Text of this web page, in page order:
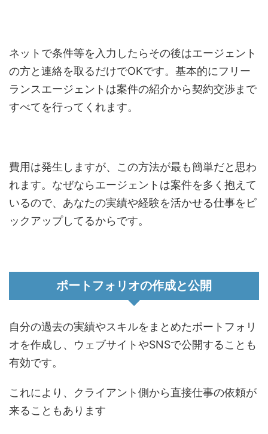
ネットで条件等を入力したらその後はエージェント
の方と連絡を取るだけでOKです。基本的にフリー
ランスエージェントは案件の紹介から契約交渉まで
すべてを行ってくれます。
費用は発生しますが、この方法が最も簡単だと思わ
れます。なぜならエージェントは案件を多く抱えて
いるので、あなたの実績や経験を活かせる仕事をピ
ックアップしてるからです。
ポートフォリオの作成と公開
自分の過去の実績やスキルをまとめたポートフォリ
オを作成し、ウェブサイトやSNSで公開することも
有効です。
これにより、クライアント側から直接仕事の依頼が
来ることもあります